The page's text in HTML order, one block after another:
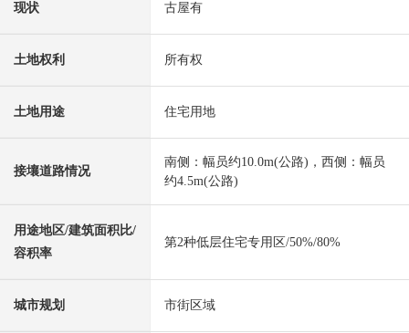
现状 古屋有
土地权利 所有权
土地用途 住宅用地
接壤道路情况
南侧：幅员约10.0m(公路)，西侧：幅员
约4.5m(公路)
用途地区/建筑面积比/
容积率
第2种低层住宅专用区/50%/80%
城市规划 市街区域